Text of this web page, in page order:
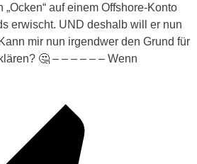
auf einem Offshore-Konto
erwischt. UND deshalb will er nun
mir nun irgendwer den Grund für
🤔 – – – – – – Wenn